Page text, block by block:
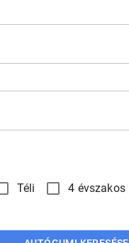
Téli 4 évszakos